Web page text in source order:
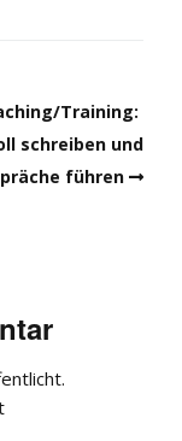
Training:
schreiben und
führen